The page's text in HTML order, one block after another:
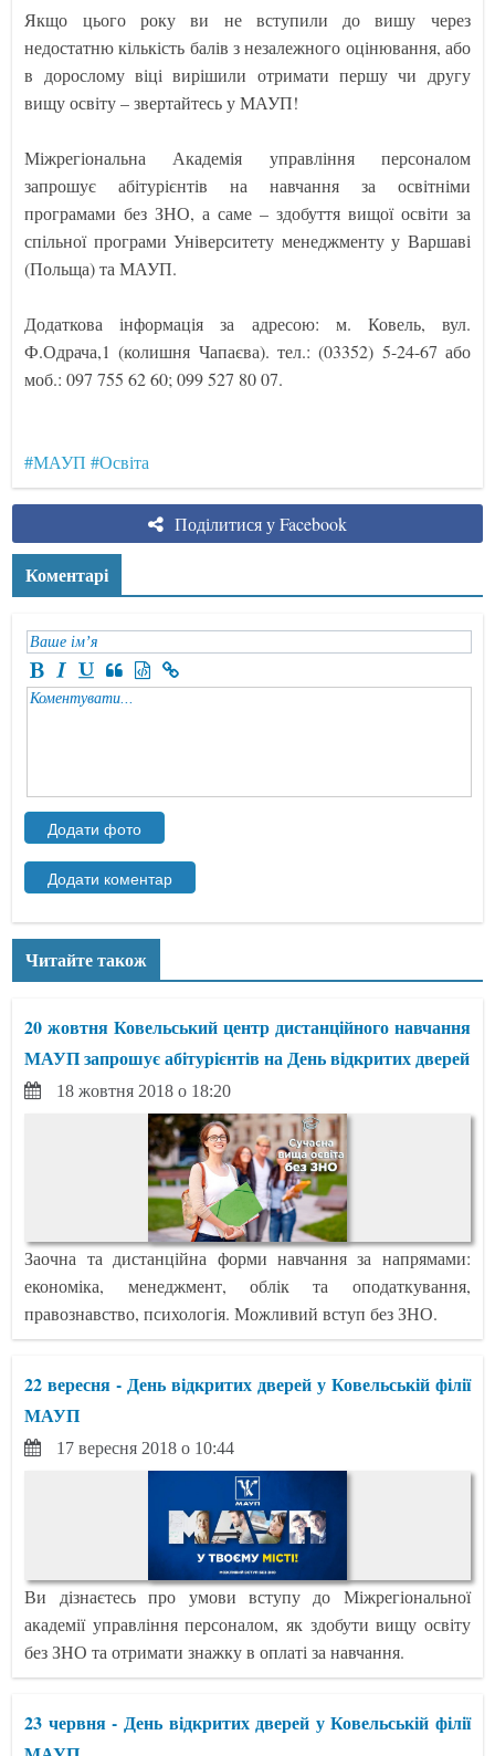
Якщо цього року ви не вступили до вишу через
недостатню кількість балів з незалежного оцінювання, або
в дорослому віці вирішили отримати першу чи другу
вищу освіту – звертайтесь у МАУП!
Міжрегіональна Академія управління персоналом
запрошує абітурієнтів на навчання за освітніми
програмами без ЗНО, а саме – здобуття вищої освіти за
спільної програми Університету менеджменту у Варшаві
(Польща) та МАУП.
Додаткова інформація за адресою: м. Ковель, вул.
Ф.Одрача,1 (колишня Чапаєва). тел.: (03352) 5-24-67 або
моб.: 097 755 62 60; 099 527 80 07.
#МАУП #Освіта
Поділитися у Facebook
Коментарі
Читайте також
20 жовтня Ковельський центр дистанційного навчання
МАУП запрошує абітурієнтів на День відкритих дверей
18 жовтня 2018 о 18:20
Заочна та дистанційна форми навчання за напрямами:
економіка, менеджмент, облік та оподаткування,
правознавство, психологія. Можливий вступ без ЗНО.
22 вересня - День відкритих дверей у Ковельській філії
МАУП
17 вересня 2018 о 10:44
Ви дізнаєтесь про умови вступу до Міжрегіональної
академії управління персоналом, як здобути вищу освіту
без ЗНО та отримати знажку в оплаті за навчання.
23 червня - День відкритих дверей у Ковельській філії